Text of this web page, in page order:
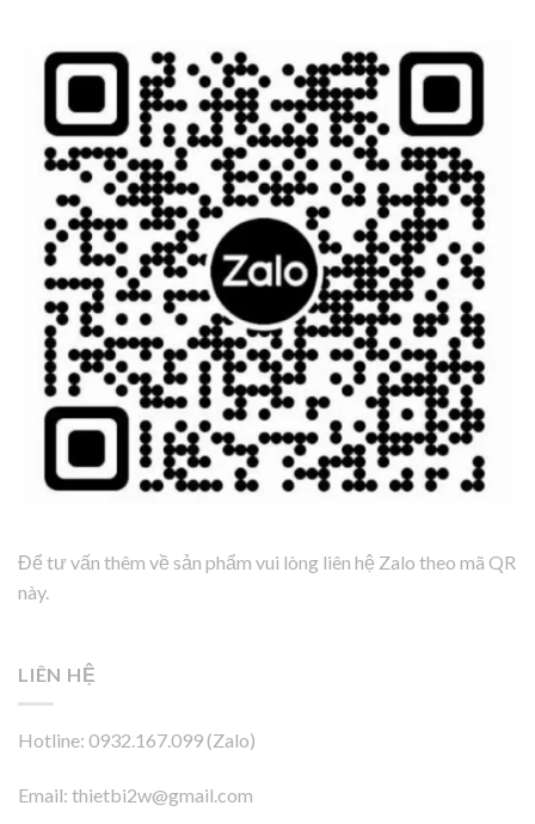
Để tư vấn thêm về sản phẩm vui lòng liên hệ Zalo theo mã QR
này.
LIÊN HỆ
Hotline: 0932.167.099 (Zalo)
Email: thietbi2w@gmail.com